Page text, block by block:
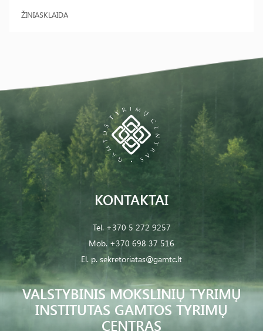
ŽINIASKLAIDA
VALSTYBINIS MOKSLINIŲ TYRIMŲ
INSTITUTAS GAMTOS TYRIMŲ
CENTRAS
KONTAKTAI
Tel. +370 5 272 9257
Mob. +370 698 37 516
El. p. sekretoriatas@gamtc.lt